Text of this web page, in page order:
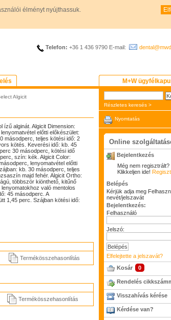
élményt nyújthassuk.
Telefon: +36 1 436 9790 E-mail:
M+W ügyfélkapu
Algicit
ízű alginát. Algicit Dimension:
előtti előkészület:
másodperc, teljes kötési idő: 2
kötés. Keverési idő: kb. 45
30 másodperc, kötési idő
szín: kék. Algicit Color:
lenyomatvétel előtti
kb. 30 másodperc, teljes
majd fehér. Algicit Ortho:
többször kiönthető, kitűnő
való mentolos
45 másodperc. A
1,45 perc. Szájban kötési idő:
Termékösszehasonlítás
Termékösszehasonlítás
Részletes keresés >
Nyomtatás
Online
Bejelentkezés
Még nem regisztrált?
Klikkeljen ide!
Belépés
Kérjük adja meg
nevét/jelszavát
Bejelentkezés:
Felhasználó
Jelszó:
Elfelejtette a jelszavát?
Kosár
0
Rendelés
Visszahívás kérése
Kérdése van?